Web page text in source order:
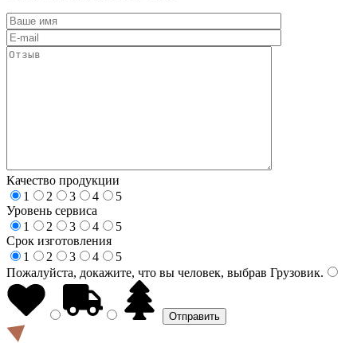
Качество продукции
1
2 3 4
5
Уровень сервиса
1
2 3 4
5
Срок изготовления
1
2 3 4
5
Пожалуйста, докажите, что вы человек, выбрав Грузовик.